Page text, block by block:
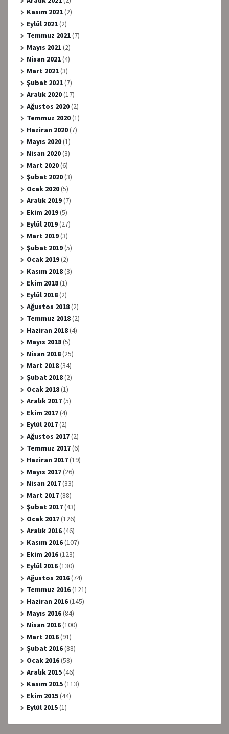
Kasım 2021(2)
Eylül 2021(2)
Temmuz 2021(7)
Mayıs 2021(2)
Nisan 2021(4)
Mart 2021(3)
Şubat 2021(7)
Aralık 2020(17)
Ağustos 2020(2)
Temmuz 2020(1)
Haziran 2020(7)
Mayıs 2020(1)
Nisan 2020(3)
Mart 2020(6)
Şubat 2020(3)
Ocak 2020(5)
Aralık 2019(7)
Ekim 2019(5)
Eylül 2019(27)
Mart 2019(3)
Şubat 2019(5)
Ocak 2019(2)
Kasım 2018(3)
Ekim 2018(1)
Eylül 2018(2)
Ağustos 2018(2)
Temmuz 2018(2)
Haziran 2018(4)
Mayıs 2018(5)
Nisan 2018(25)
Mart 2018(34)
Şubat 2018(2)
Ocak 2018(1)
Aralık 2017(5)
Ekim 2017(4)
Eylül 2017(2)
Ağustos 2017(2)
Temmuz 2017(6)
Haziran 2017(19)
Mayıs 2017(26)
Nisan 2017(33)
Mart 2017(88)
Şubat 2017(43)
Ocak 2017(126)
Aralık 2016(46)
Kasım 2016(107)
Ekim 2016(123)
Eylül 2016(130)
Ağustos 2016(74)
Temmuz 2016(121)
Haziran 2016(145)
Mayıs 2016(84)
Nisan 2016(100)
Mart 2016(91)
Şubat 2016(88)
Ocak 2016(58)
Aralık 2015(46)
Kasım 2015(113)
Ekim 2015(44)
Eylül 2015(1)